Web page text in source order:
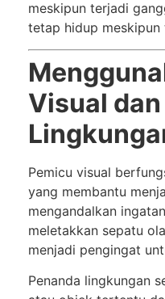
meskipun terjadi
tetap hidup meskipun
Visual
Pemicu visual
yang membantu
mengandalkan
meletakkan sepatu
menjadi pengingat
Penanda lingkungan